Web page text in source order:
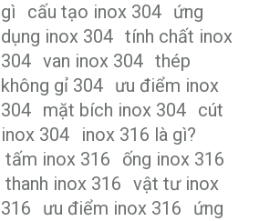
gì
cấu tạo inox 304
ứng
dụng inox 304 tính chất inox
304 van inox 304 thép
không gỉ 304
ưu điểm inox
304
mặt bích inox 304
cút
inox 304
inox 316 là gì?
tấm inox 316
ống inox 316
thanh inox 316 vật tư inox
316
ưu điểm inox 316
ứng